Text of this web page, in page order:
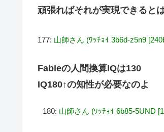
頑張ればそれが実現できると
177: 山師さん (ﾜｯﾁｮｲ 3b6d-z5n9
Fableの人間換算IQは130
IQ180↑の知性が必要なのよ
180: 山師さん (ﾜｯﾁｮｲ 6b85-5UND